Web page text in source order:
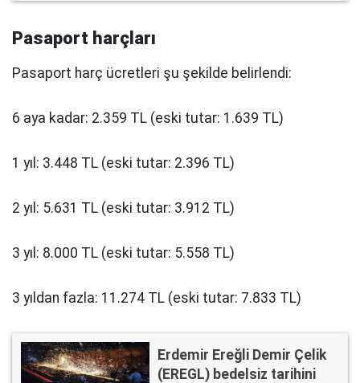
Pasaport harçları
Pasaport harç ücretleri şu şekilde belirlendi:
6 aya kadar: 2.359 TL (eski tutar: 1.639 TL)
1 yıl: 3.448 TL (eski tutar: 2.396 TL)
2 yıl: 5.631 TL (eski tutar: 3.912 TL)
3 yıl: 8.000 TL (eski tutar: 5.558 TL)
3 yıldan fazla: 11.274 TL (eski tutar: 7.833 TL)
Erdemir Ereğli Demir Çelik
(EREGL) bedelsiz tarihini